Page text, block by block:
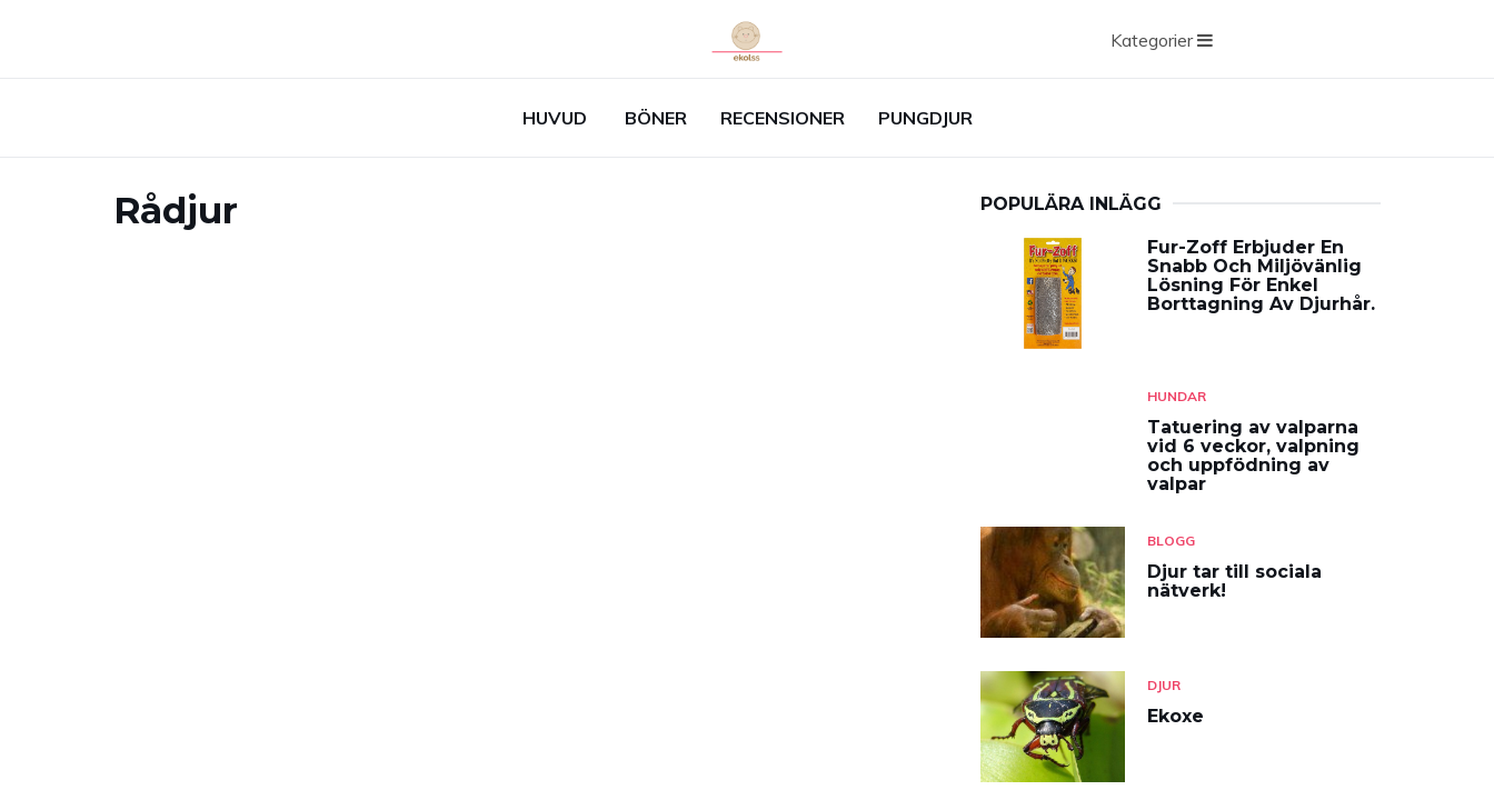
Kategorier
HUVUD BÖNER RECENSIONER PUNGDJUR
Rådjur POPULÄRA INLÄGG
Fur-Zoff Erbjuder En
Snabb Och Miljövänlig
Lösning För Enkel
Borttagning Av Djurhår.
HUNDAR
Tatuering av valparna
vid 6 veckor, valpning
och uppfödning av
valpar
BLOGG
Djur tar till sociala
nätverk!
DJUR
Ekoxe